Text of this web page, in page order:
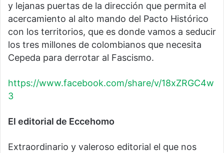
y lejanas puertas de la dirección que permita el
acercamiento al alto mando del Pacto Histórico
con los territorios, que es donde vamos a seducir
los tres millones de colombianos que necesita
Cepeda para derrotar al Fascismo.
https://www.facebook.com/share/v/18xZRGC4w
3
El editorial de Eccehomo
Extraordinario y valeroso editorial el que nos